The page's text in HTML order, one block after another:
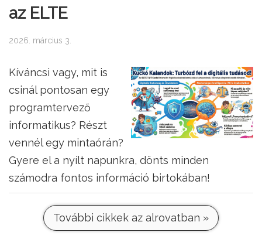
az ELTE
2026. március 3.
Kíváncsi vagy, mit is
csinál pontosan egy
programtervező
informatikus? Részt
vennél egy mintaórán?
Gyere el a nyílt napunkra, dönts minden
számodra fontos információ birtokában!
További cikkek az alrovatban »